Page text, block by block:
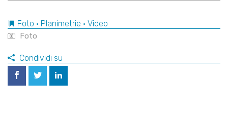
Foto • Planimetrie • Video
Foto
Condividi su